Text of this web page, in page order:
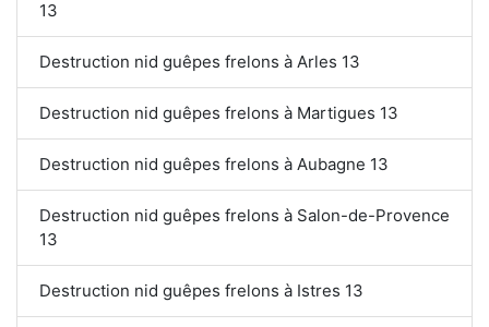
13
Destruction nid guêpes frelons à Arles 13
Destruction nid guêpes frelons à Martigues 13
Destruction nid guêpes frelons à Aubagne 13
Destruction nid guêpes frelons à Salon-de-Provence
13
Destruction nid guêpes frelons à Istres 13